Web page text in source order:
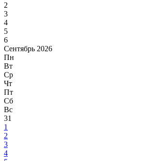
2
3
4
5
6
Сентябрь 2026
Пн
Вт
Ср
Чт
Пт
Сб
Вс
31
1
2
3
4